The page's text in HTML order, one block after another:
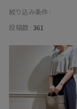
絞り込み条件 :
投稿数 : 361